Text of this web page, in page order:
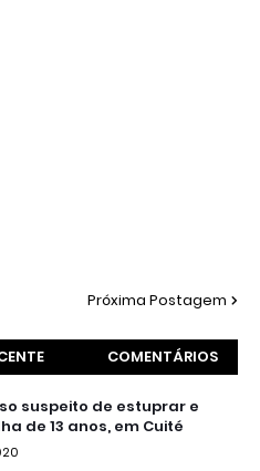
Próxima Postagem
COMENTÁRIOS
suspeito de estuprar e
de 13 anos, em Cuité